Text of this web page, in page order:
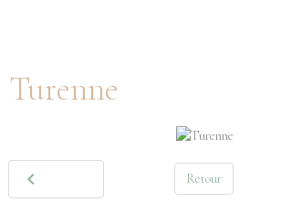
Turenne
Retour